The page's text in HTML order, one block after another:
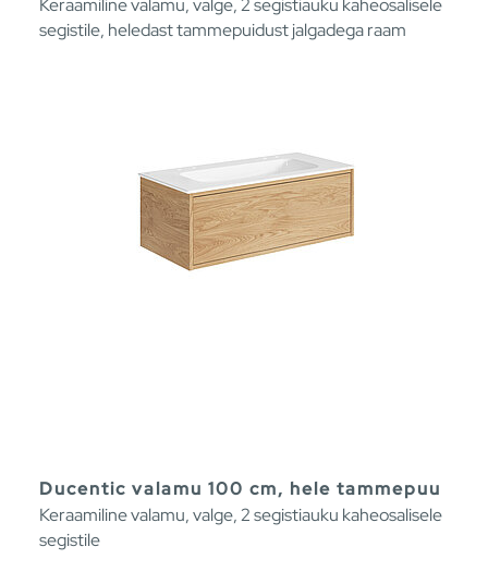
segistile, heledast tammepuidust jalgadega raam
Ducentic valamu 100 cm, hele tammepuu
Keraamiline valamu, valge, 2 segistiauku kaheosalisele
segistile